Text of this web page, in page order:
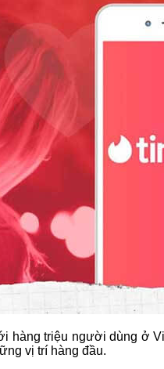
hàng triệu người dùng ở
vị trí hàng đầu.